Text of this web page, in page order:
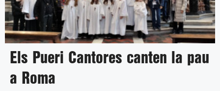
Els Pueri Cantores canten la pau
a Roma